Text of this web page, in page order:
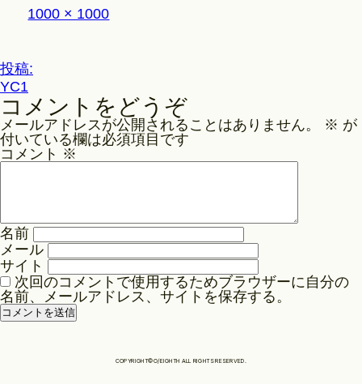
News
Store
フ
ル
ズ
1000 × 1000
投
稿
ナ
ビ
ゲ
ョ
ン
投稿:
YC1
コメントをどうぞ
メールアドレスが公開されることはありません。 ※ が
付いている欄は必須項目です
コメント ※
名前
メール
サイト
次回のコメントで使用するためブラウザーに自分の
名前、メールアドレス、サイトを保存する。
COPYRIGHT©O/EIGHTH ALL RIGHTS RESERVED.